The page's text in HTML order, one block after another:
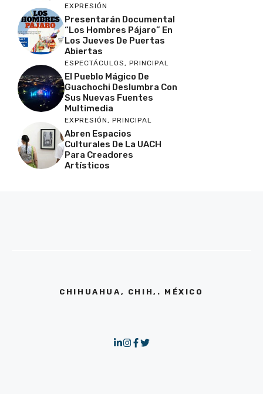
EXPRESIÓN
Presentarán Documental
“Los Hombres Pájaro” En
Los Jueves De Puertas
Abiertas
ESPECTÁCULOS, PRINCIPAL
El Pueblo Mágico De
Guachochi Deslumbra Con
Sus Nuevas Fuentes
Multimedia
EXPRESIÓN, PRINCIPAL
Abren Espacios
Culturales De La UACH
Para Creadores
Artísticos
CHIHUAHUA, CHIH,. MÉXICO